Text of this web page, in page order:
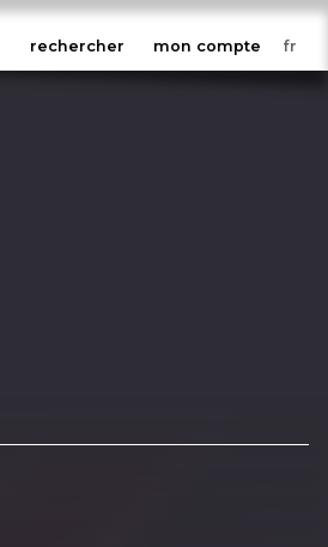
rechercher mon compte